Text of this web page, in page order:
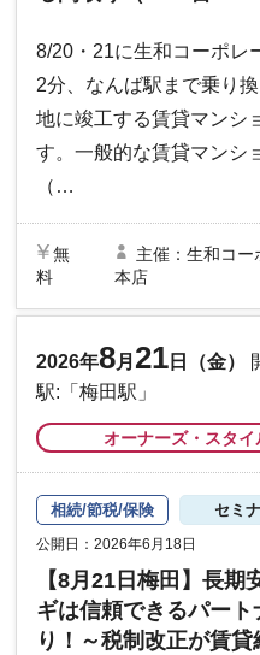
な機会！RC造9階建て
ョン 完成見学...
8/20・21に生和コーポレ
2分、なんば駅まで乗り
地に竣工する賃貸マンシ
す。一般的な賃貸マンシ
（…
無
料
主催：生和コー
本店
2026年8月 21 日（金）
駅:「梅田駅」
オーナーズ・スタイ
相続/節税/保険 セミ
公開日：2026年6月18日
【8月21日梅田】長期
ギは信頼できるパート
り！～税制改正が賃貸